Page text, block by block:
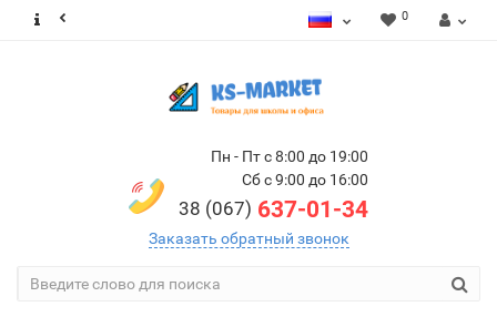
0
Пн - Пт с 8:00 до 19:00
Сб с 9:00 до 16:00
38 (067) 637-01-34
Заказать обратный звонок